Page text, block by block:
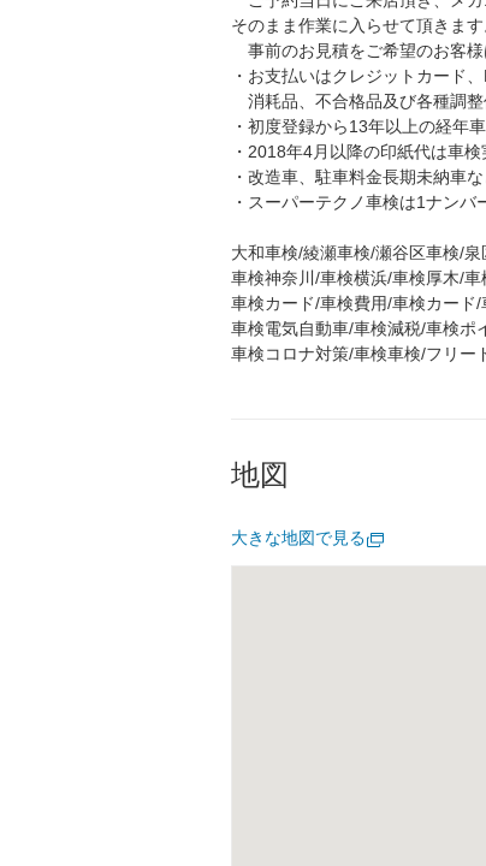
そのまま作業に入らせて頂きます
事前のお見積をご希望のお客様
・お支払いはクレジットカード
消耗品、不合格品及び各種調整
・初度登録から13年以上の経年
・2018年4月以降の印紙代は車
・改造車、駐車料金長期未納車
・スーパーテクノ車検は1ナン
大和車検/綾瀬車検/瀬谷区車検/
車検神奈川/車検横浜/車検厚木/
車検カード/車検費用/車検カード
車検電気自動車/車検減税/車検ポ
車検コロナ対策/車検車検/フリー
地図
大きな地図で見る